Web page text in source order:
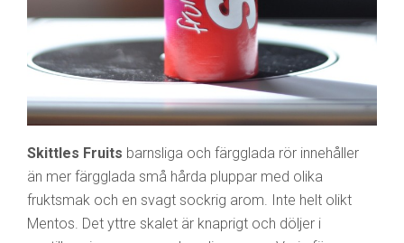
Skittles Fruits barnsliga och färgglada rör innehåller
än mer färgglada små hårda pluppar med olika
fruktsmak och en svagt sockrig arom. Inte helt olikt
Mentos. Det yttre skalet är knaprigt och döljer i